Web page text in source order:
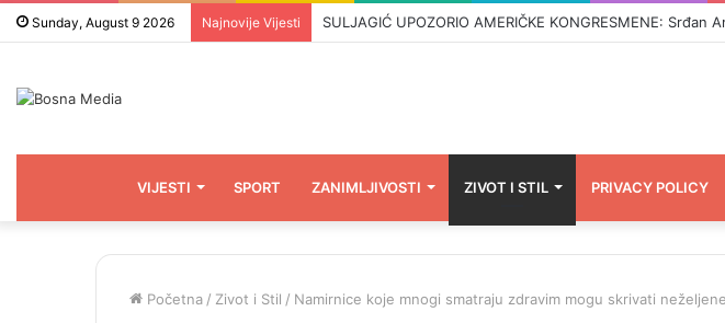
Sunday, August 9 2026 Najnovije Vijesti ODBROJAVANJE U REPUBLICI SRPSKOJ: Crnadak
VIJESTI SPORT ZANIMLJIVOSTI ZIVOT I STIL PRIVACY POLICY
Početna / Zivot i Stil / Namirnice koje mnogi smatraju zdravim mogu skrivati